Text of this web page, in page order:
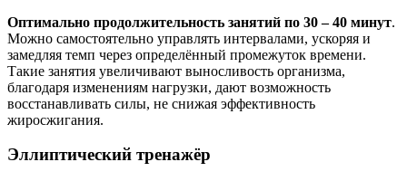
Оптимально продолжительность занятий по 30 – 40 минут.
Можно самостоятельно управлять интервалами, ускоряя и
замедляя темп через определённый промежуток времени.
Такие занятия увеличивают выносливость организма,
благодаря изменениям нагрузки, дают возможность
восстанавливать силы, не снижая эффективность
жиросжигания.
Эллиптический тренажёр